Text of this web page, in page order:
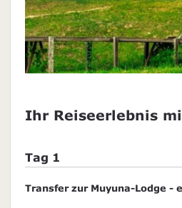
Ihr Reiseerlebnis
Tag 1
Transfer zur Muyuna-Lodge -